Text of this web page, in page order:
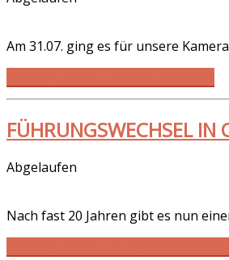
Am 31.07. ging es für unsere
FÜHRUNGSWECHSEL IN
Abgelaufen
Nach fast 20 Jahren gibt es nun